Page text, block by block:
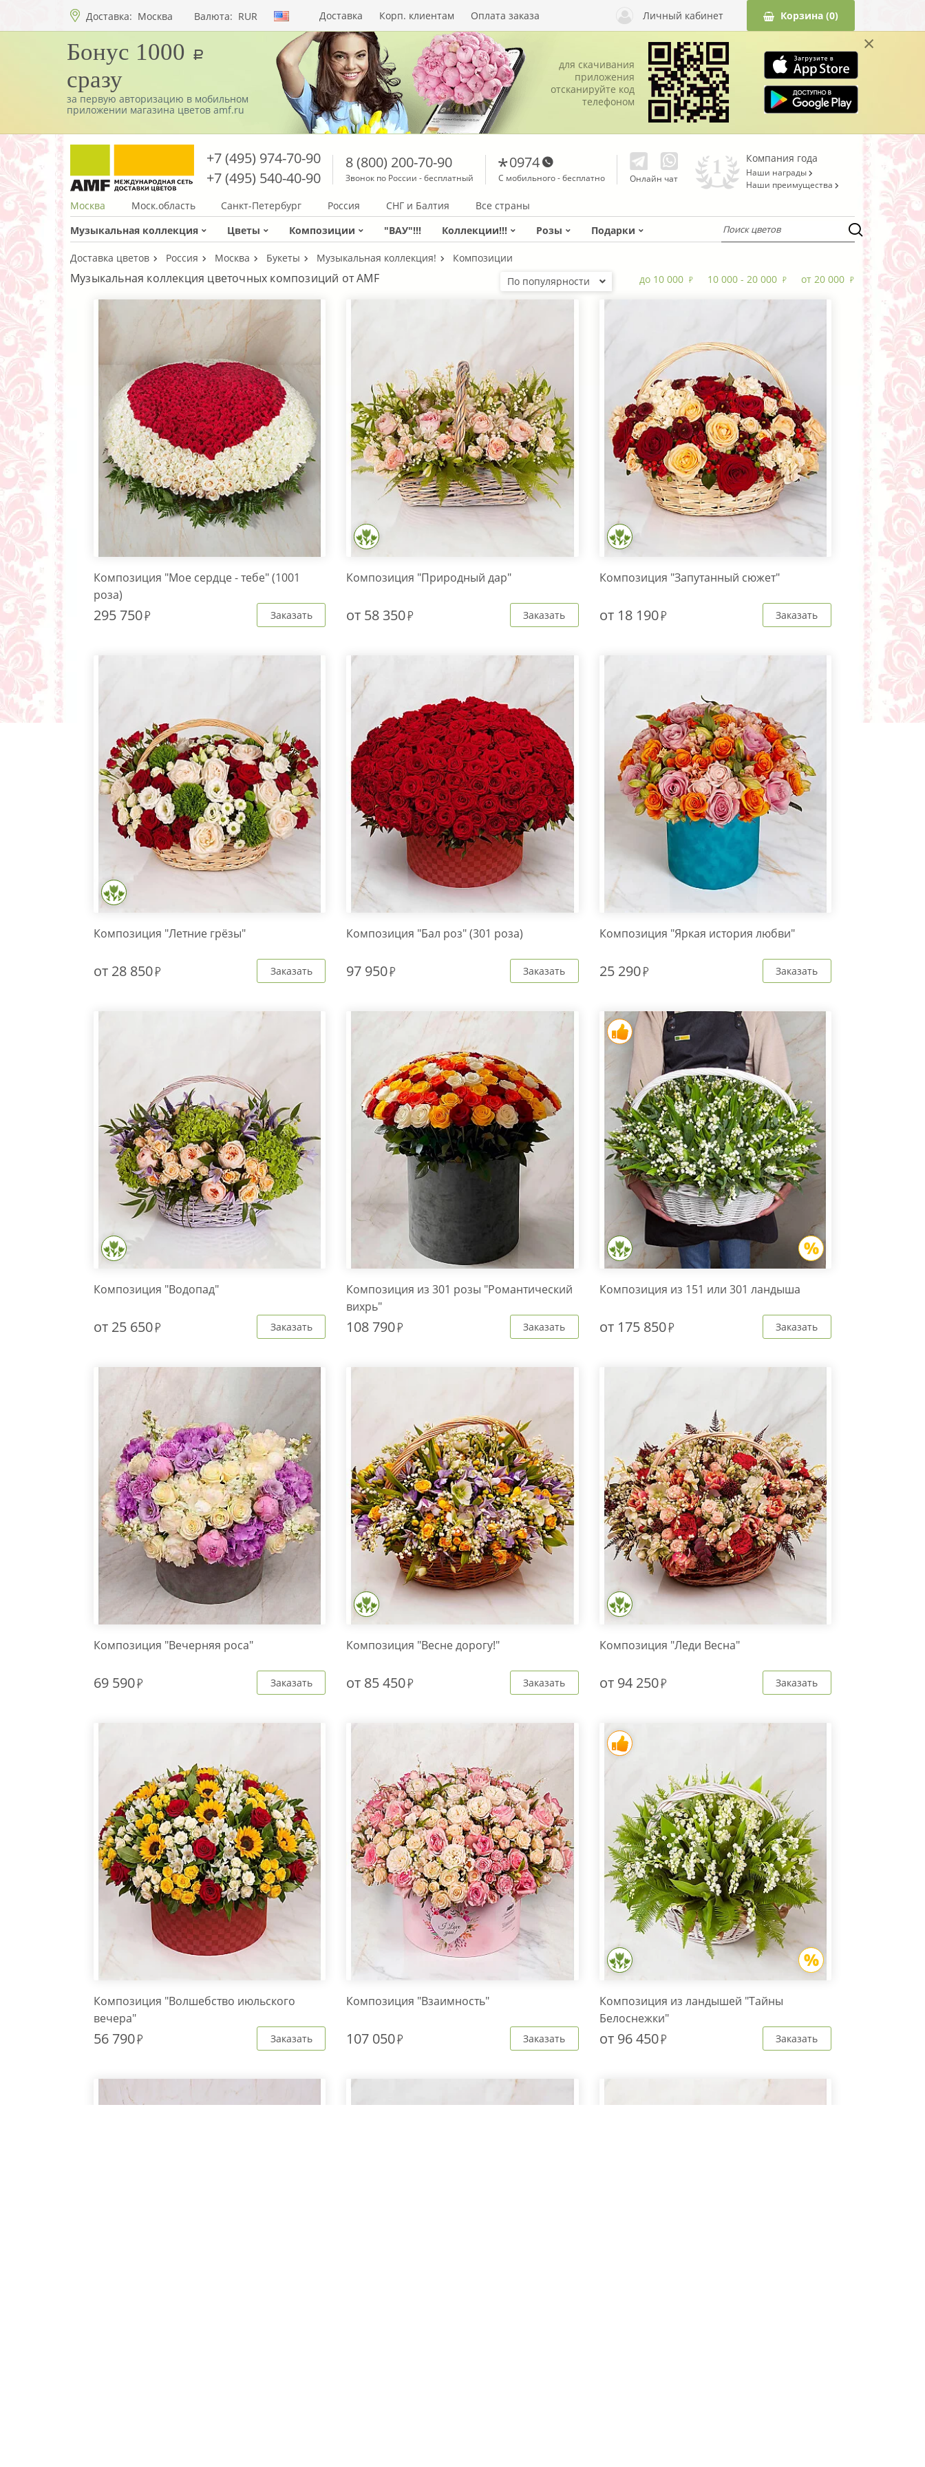
×
Бонус 1000 a
сразу
за первую авторизацию в мобильном
приложении магазина цветов amf.ru
для скачивания
приложения
отсканируйте код
телефоном
Доставка: Москва Валюта: RUR Доставка Корп. клиентам Оплата заказа Личный кабинет Корзина(0)
+7 (495) 974-70-90
+7 (495) 540-40-90
8 (800) 200-70-90
Звонок по России - бесплатный
0974
С мобильного - бесплатно Онлайн чат
Компания года
Наши награды
Наши преимущества
Москва Моск.область Санкт-Петербург Россия СНГ и Балтия
Все страны
Музыкальная коллекция
Цветы Композиции "ВАУ"!!! Коллекции!!! Розы Подарки
Доставка цветов Россия Москва Букеты Музыкальная коллекция! Композиции
Музыкальная коллекция цветочных композиций от AMF По популярности до 10 000 10 000 - 20 000 от 20 000
Композиция "Мое сердце - тебе" (1001
роза)
295 750 Заказать
Композиция "Природный дар"
от 58 350 Заказать
Композиция "Запутанный сюжет"
от 18 190 Заказать
Композиция "Летние грёзы"
от 28 850 Заказать
Композиция "Бал роз" (301 роза)
97 950 Заказать
Композиция "Яркая история любви"
25 290 Заказать
Композиция "Водопад"
от 25 650 Заказать
Композиция из 301 розы "Романтический
вихрь"
108 790 Заказать
Композиция из 151 или 301 ландыша
от 175 850 Заказать
Композиция "Вечерняя роса"
69 590 Заказать
Композиция "Весне дорогу!"
от 85 450 Заказать
Композиция "Леди Весна"
от 94 250 Заказать
Композиция "Волшебство июльского
вечера"
56 790 Заказать
Композиция "Взаимность"
107 050 Заказать
Композиция из ландышей "Тайны
Белоснежки"
от 96 450 Заказать